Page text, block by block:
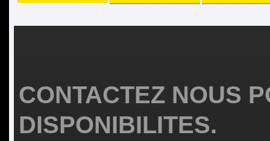
CONTACTEZ NOUS
DISPONIBILITES.